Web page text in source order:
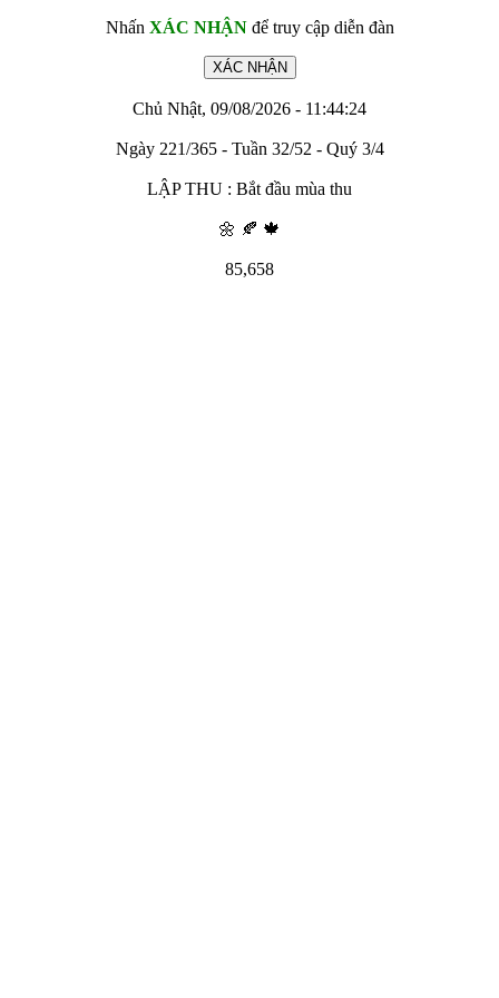
Nhấn XÁC NHẬNđể truy cập diễn đàn
Chủ Nhật, 09/08/2026 - 11:44:24
Ngày 221/365 - Tuần 32/52 - Quý 3/4
LẬP THU : Bắt đầu mùa thu
🌼 🍂 🍁
85,658